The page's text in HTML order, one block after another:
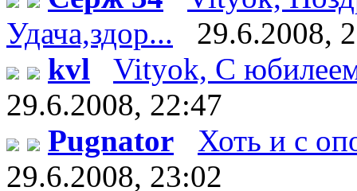
Удача,здор...
29.6.2008,
kvl
Vityok, С
29.6.2008, 22:47
Pugnator
Хоть и с
29.6.2008, 23:02